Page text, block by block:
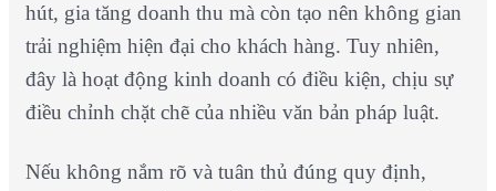
hút, gia tăng doanh thu mà còn tạo nên không gian
trải nghiệm hiện đại cho khách hàng. Tuy nhiên,
đây là hoạt động kinh doanh có điều kiện, chịu sự
điều chỉnh chặt chẽ của nhiều văn bản pháp luật.
Nếu không nắm rõ và tuân thủ đúng quy định,